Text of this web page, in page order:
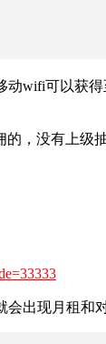
wifi可以获
，没有上级
出现月租和